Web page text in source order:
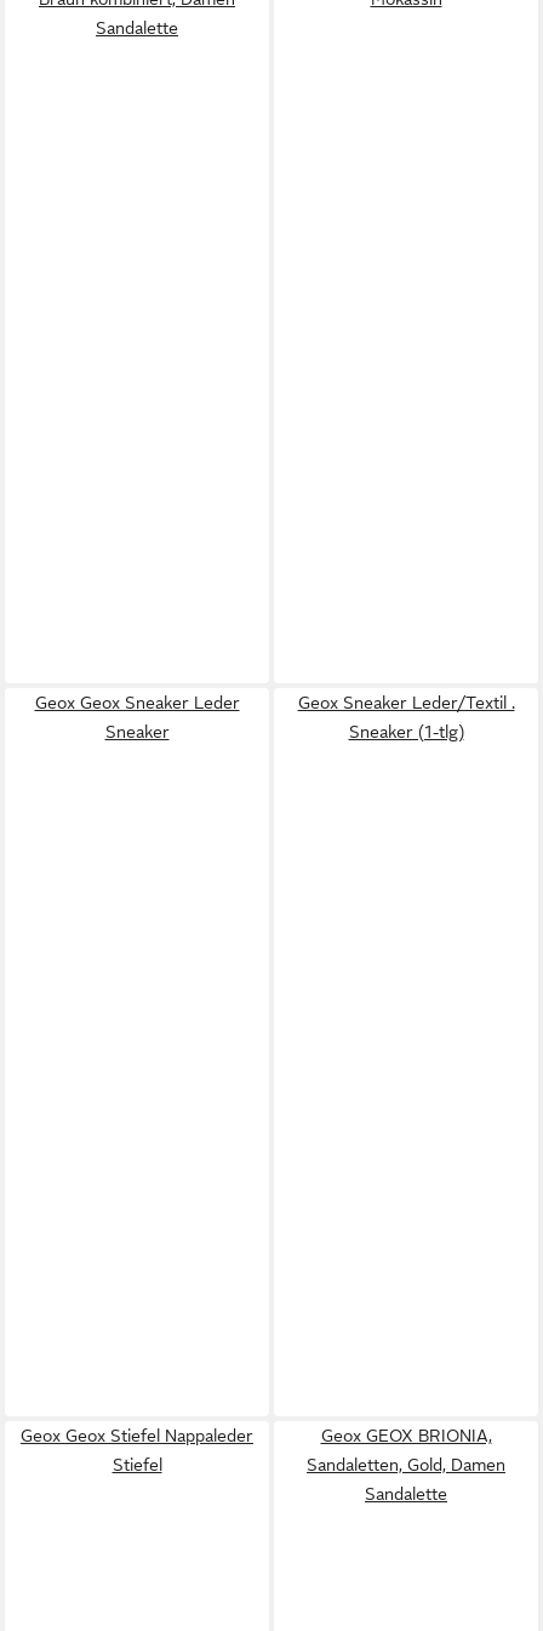
Sandalette
Geox Geox Sneaker Leder
Sneaker
Geox Sneaker Leder/Textil .
Sneaker (1-tlg)
Geox Geox Stiefel Nappaleder
Stiefel
Geox GEOX BRIONIA,
Sandaletten, Gold, Damen
Sandalette